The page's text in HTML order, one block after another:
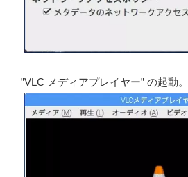
”VLC メディアプレイヤー” の起動。